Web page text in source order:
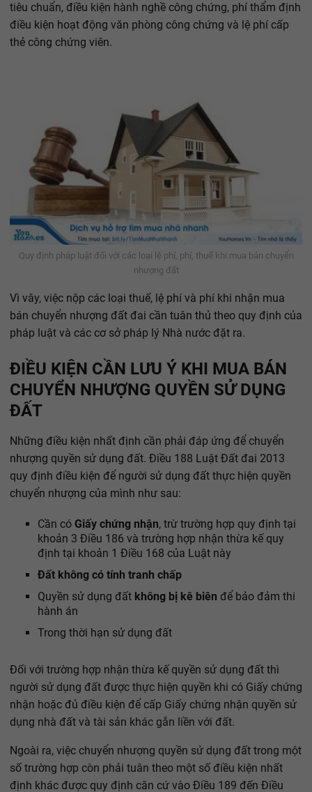
tiêu chuẩn, điều kiện hành nghề công chứng, phí thẩm định
điều kiện hoạt động văn phòng công chứng và lệ phí cấp
thẻ công chứng viên.
Quy định pháp luật đối với các loại lệ phí, phí, thuế khi mua bán chuyển
nhượng đất
Vì vây, việc nộp các loại thuế, lệ phí và phí khi nhận mua
bán chuyển nhượng đất đai cần tuân thủ theo quy định của
pháp luật và các cơ sở pháp lý Nhà nước đặt ra.
ĐIỀU KIỆN CẦN LƯU Ý KHI MUA BÁN
CHUYỂN NHƯỢNG QUYỀN SỬ DỤNG
ĐẤT
Những điều kiện nhất định cần phải đáp ứng để chuyển
nhượng quyền sử dụng đất. Điều 188 Luật Đất đai 2013
quy định điều kiện để người sử dụng đất thực hiện quyền
chuyển nhượng của mình như sau:
Cần có Giấy chứng nhận, trừ trường hợp quy định tại
khoản 3 Điều 186 và trường hợp nhận thừa kế quy
định tại khoản 1 Điều 168 của Luật này
Đất không có tính tranh chấp
Quyền sử dụng đất không bị kê biên để bảo đảm thi
hành án
Trong thời hạn sử dụng đất
Đối với trường hợp nhận thừa kế quyền sử dụng đất thì
người sử dụng đất được thực hiện quyền khi có Giấy chứng
nhận hoặc đủ điều kiện để cấp Giấy chứng nhận quyền sử
dụng nhà đất và tài sản khác gắn liền với đất.
Ngoài ra, việc chuyển nhượng quyền sử dụng đất trong một
số trường hợp còn phải tuân theo một số điều kiện nhất
định khác được quy định căn cứ vào Điều 189 đến Điều